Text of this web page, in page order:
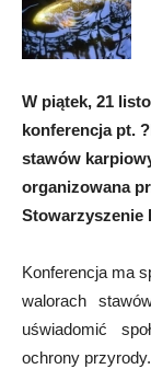
W piątek, 21
konferencja pt.
stawów
organizowana
Stowarzyszenie
Konferencja ma
walorach
uświadomić
ochrony przyrody.